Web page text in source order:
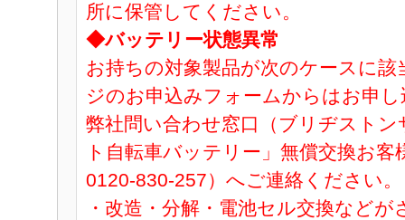
所に保管してください。
◆バッテリー状態異常
お持ちの対象製品が次のケースに
ジのお申込みフォームからはお申
弊社問い合わせ窓口（ブリヂスト
ト自転車バッテリー」無償交換お
0120-830-257）へご連絡ください。
・改造・分解・電池セル交換など